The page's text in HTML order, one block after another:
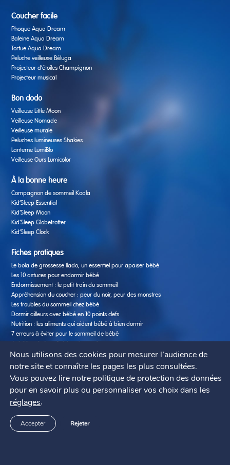
Coucher facile
Phoque Aqua Dream
Baleine Aqua Dream
Tortue Aqua Dream
Peluche veilleuse Béluga
Projecteur d’étoiles Champignon
Projecteur musical
Bon dodo
Veilleuse Little Moon
Veilleuse Nomade
Veilleuse murale
Peluches lumineuses Shakies
Lanterne LumiBlo
Veilleuse Ours Lumicolor
À la bonne heure
Compagnon de sommeil Koala
Kid’Sleep Essential
Kid’Sleep Moon
Kid’Sleep Globetrotter
Kid’Sleep Clock
Fiches pratiques
Le bola de grossesse Ilado, un essentiel pour apaiser bébé
Les 10 astuces pour endormir bébé
Endormissement : le petit train du sommeil
Appréhension du coucher : peur du noir, peur des monstres
Les troubles du sommeil chez bébé
Dormir ailleurs avec bébé en 10 points clefs
Nutrition : les aliments qui aident bébé à bien dormir
7 erreurs à éviter pour le sommeil de bébé
Support SAV
Questions fréquentes
Contact
Modes d’emploi
Pabobo ?
Qui sommes-nous ?
Nous utilisons des cookies pour mesurer l’audience de
notre site et connaître les pages les plus consultées.
Vous pouvez lire notre politique de protection des données
pour en savoir plus ou personnaliser vos choix dans les
réglages.
Accepter Rejeter